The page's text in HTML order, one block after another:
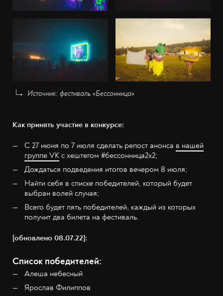
Источник: фестиваль «Бессонница»
Как принять участие в конкурсе:
С 27 июня по 7 июля сделать репост анонса в нашей
группе VK с хештегом #бессонница2x2;
Дождаться подведения итогов вечером 8 июля;
Найти себя в списке победителей, который будет
выбран волей случая;
Всего будет пять победителей, каждый из которых
получит два билета на фестиваль.
[обновлено 08.07.22]:
Список победителей:
Алеша небесный
Ярослав Филиппов